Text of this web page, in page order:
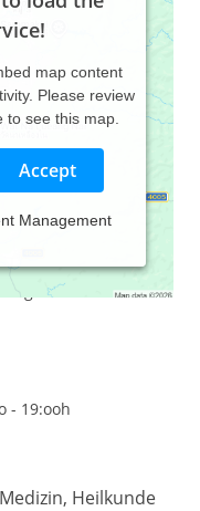
map content
Please review
see this map.
Accept
Management
im Mai 1990 in
Jahre Assistent bei
und bin nun seit
- 19:ooh
Heilkunde